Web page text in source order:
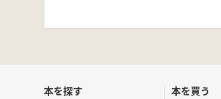
本を探す 本を買う